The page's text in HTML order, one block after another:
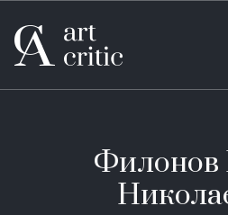
Филонов